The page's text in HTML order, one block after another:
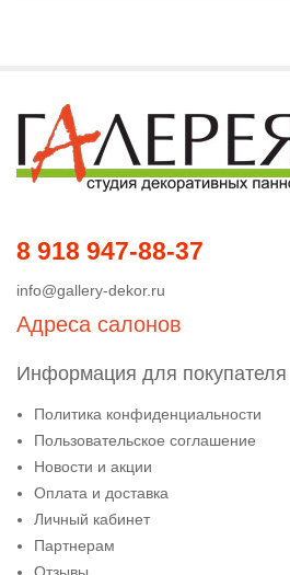
8 918 947-88-37
info@gallery-dekor.ru
Адреса салонов
Информация для покупателя
Политика конфиденциальности
Пользовательское соглашение
Новости и акции
Оплата и доставка
Личный кабинет
Партнерам